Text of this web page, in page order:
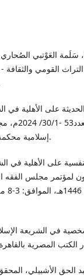
سَلَمة العَوْتبي
التراث القومي
على الأهلية في
التاسعة
إسلامية محكمة، أ. د. مسفر القحطاني.
على الأهلية في
في الشريعة
الحق الأشبيلي،